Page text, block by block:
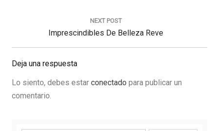
NEXT POST
Next
Post:
Imprescindibles De Belleza Reve
Deja una respuesta
Lo siento, debes estar conectado para publicar un
comentario.